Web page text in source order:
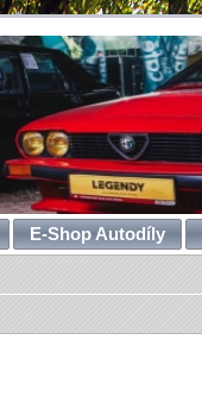
E-Shop Autodíly